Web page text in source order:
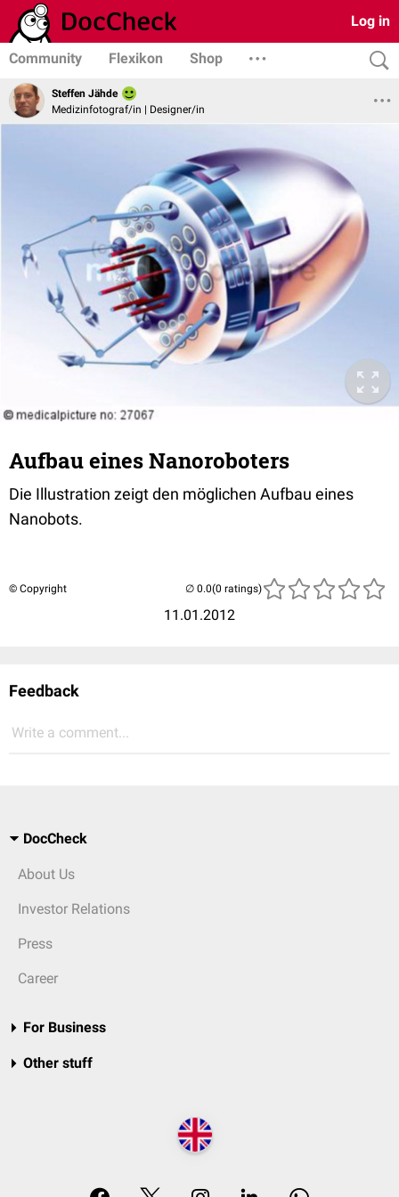
Log in
Community Flexikon Shop
Steffen Jähde
Medizinfotograf/in | Designer/in
Aufbau eines Nanoroboters
Die Illustration zeigt den möglichen Aufbau eines
Nanobots.
© Copyright
11.01.2012
(0 ratings)
Feedback
Write a comment...
DocCheck
About Us
Investor Relations
Press
Career
For Business
Other stuff